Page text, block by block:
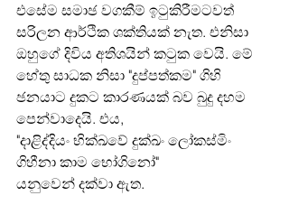
එසේම සමාඡ වගකීම් ඉටුකිරීමටවත්
සරිලන ආර්ථික ශක්තියක් නැත. එනිසා
ඔහුගේ දිවිය අතිශයින් කටුක වෙයි. මේ
හේතු සාධක නිසා "දුප්පත්කම" ගිහි
ඡනයාට දුකට කාරණයක් බව බුදු දහම
පෙන්වාදෙයි. එය,
"දාළිද්දියං භික්‍ඛවේ දුක්ඛං ලෝකස්මිං
ගිහීනා කාම භෝගිනෝ"
යනුවෙන් දක්වා ඇත.